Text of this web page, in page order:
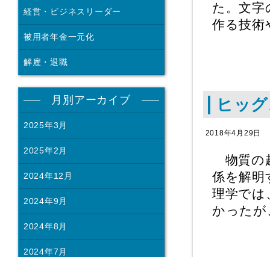
た。文字
作る技
ヒッ
2018年4月29日
物質の
係を解
理学では
かった
経営・ビジネスリーダー
被用者年金一元化
解雇・退職
月別アーカイブ
2025年3月
2025年2月
2024年12月
2024年9月
2024年8月
2024年7月